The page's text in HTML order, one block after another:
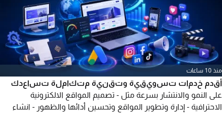
منذ 10 ساعات
أقدم خدمات تسويقية وتقنية متكاملة تساعدك
على النمو والانتشار بسرعة مثل - تصميم المواقع الالكترونية
الاحترافية - إدارة وتطوير المواقع وتحسين أدائها والظهور - انشاء